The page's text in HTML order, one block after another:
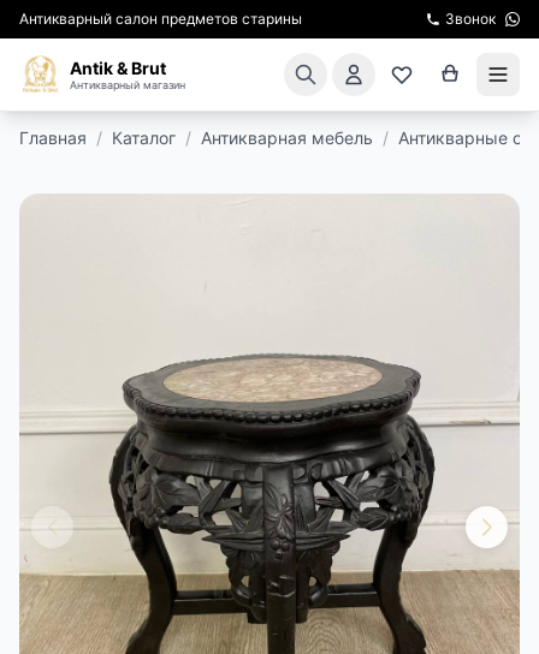
Антикварный салон предметов старины Звонок
Antik & Brut
Антикварный магазин
ЭКСКУРСИИ
РЕСТАВРАЦИЯ
КУРСЫ ПО РЕСТАВРАЦИИ
КОНТАКТЫ
ДОСТАВКА И ОПЛАТА
Главная / Каталог / Антикварная мебель / Антикварные